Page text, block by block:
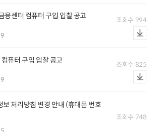
융센터 컴퓨터 구입 입찰 공고 조회수 994
퓨터 구입 입찰 공고 조회수 825
보 처리방침 변경 안내 (휴대폰 번호
조회수 748